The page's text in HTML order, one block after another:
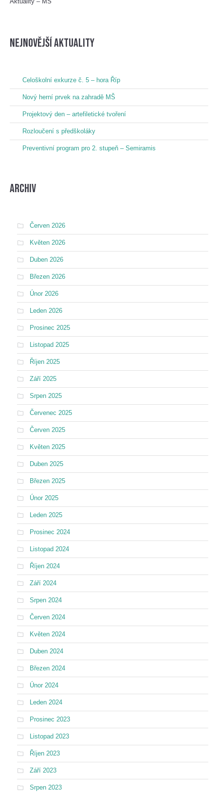
nejnovější aktuality
Celoškolní exkurze č. 5 – hora Říp
Nový herní prvek na zahradě MŠ
Projektový den – artefiletické tvoření
Rozloučení s předškoláky
Preventivní program pro 2. stupeň – Semiramis
Archiv
Červen 2026
Květen 2026
Duben 2026
Březen 2026
Únor 2026
Leden 2026
Prosinec 2025
Listopad 2025
Říjen 2025
Září 2025
Srpen 2025
Červenec 2025
Červen 2025
Květen 2025
Duben 2025
Březen 2025
Únor 2025
Leden 2025
Prosinec 2024
Listopad 2024
Říjen 2024
Září 2024
Srpen 2024
Červen 2024
Květen 2024
Duben 2024
Březen 2024
Únor 2024
Leden 2024
Prosinec 2023
Listopad 2023
Říjen 2023
Září 2023
Srpen 2023